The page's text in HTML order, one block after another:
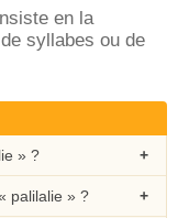
en la
syllabes ou de
» ?
palilalie » ?